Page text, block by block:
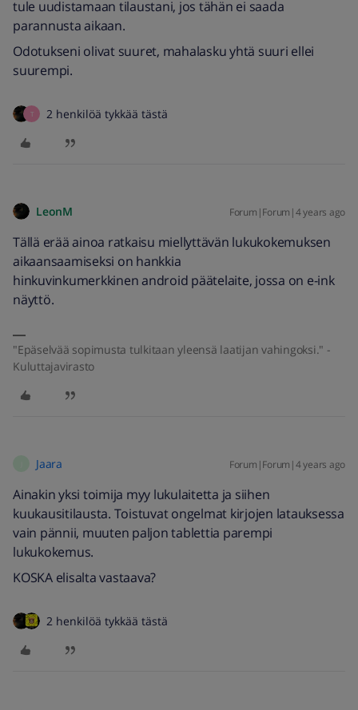
tule uudistamaan tilaustani, jos tähän ei saada
parannusta aikaan.
Odotukseni olivat suuret, mahalasku yhtä suuri ellei
suurempi.
T 2 henkilöä tykkää tästä
LeonM Forum|Forum|4 years ago
Tällä erää ainoa ratkaisu miellyttävän lukukokemuksen
aikaansaamiseksi on hankkia
hinkuvinkumerkkinen android päätelaite, jossa on e-ink
näyttö.
"Epäselvää sopimusta tulkitaan yleensä laatijan vahingoksi." -
Kuluttajavirasto
Jaara Forum|Forum|4 years ago
Ainakin yksi toimija myy lukulaitetta ja siihen
kuukausitilausta. Toistuvat ongelmat kirjojen latauksessa
vain pännii, muuten paljon tablettia parempi
lukukokemus.
KOSKA elisalta vastaava?
2 henkilöä tykkää tästä